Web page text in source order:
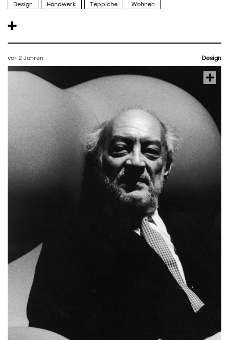
Design Handwerk Teppiche Wohnen
vor 2 Jahren Design